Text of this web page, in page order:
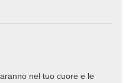
nel tuo cuore e le